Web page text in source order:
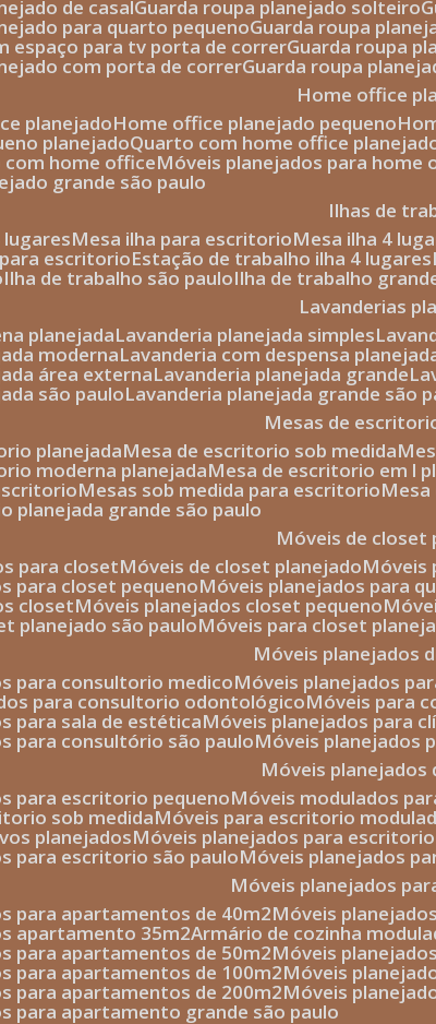
de casal
guarda roupa planejado solteiro
para quarto pequeno guarda roupa
espaço para tv porta de correr guarda roupa
com porta de correr guarda roupa
home office
planejado
home office planejado pequeno
planejado quarto com home office
com home office móveis planejados para home
grande são paulo
ilhas de
lugares
mesa ilha para escritorio mesa ilha 4
escritorio estação de trabalho ilha 4 lugares
ilha de trabalho são paulo ilha de trabalho
lavanderias
planejada lavanderia planejada simples
moderna lavanderia com despensa
área externa lavanderia planejada grande
são paulo lavanderia planejada grande são
mesas de
planejada
mesa de escritorio sob medida
moderna planejada mesa de escritorio em l
mesas sob medida para escritorio
planejada grande são paulo
móveis de
para closet
móveis de closet planejado
para closet pequeno móveis planejados para
closet móveis planejados closet pequeno
planejado são paulo
móveis para closet
móveis planejados
para consultorio medico
móveis planejados
para consultorio odontológico móveis
para sala de estética móveis planejados para
para consultório são paulo
móveis
móveis
para escritorio pequeno
móveis modulados
sob medida móveis para escritorio
planejados móveis planejados para
para escritorio são paulo
móveis planejados
móveis planejados
para apartamentos de 40m2
móveis
apartamento 35m2 armário de cozinha
para apartamentos de 50m2 móveis
para apartamentos de 100m2 móveis
para apartamentos de 200m2 móveis
para apartamento grande são paulo